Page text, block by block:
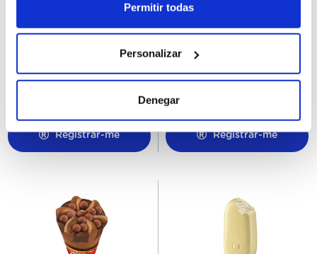
Permitir todas
Personalizar
Denegar
Magnum Double Gold
Registrar-me
49509
Cornetto Nocilla XXL
24Ux140ML
Registrar-me